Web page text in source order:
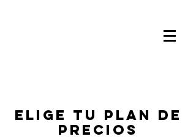
Elige tu plan de
precios